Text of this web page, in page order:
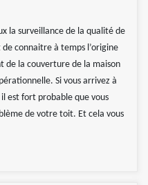
la surveillance de la qualité de
connaitre à temps l’origine
de la couverture de la maison
Si vous arrivez à
est fort probable que vous
de votre toit. Et cela vous